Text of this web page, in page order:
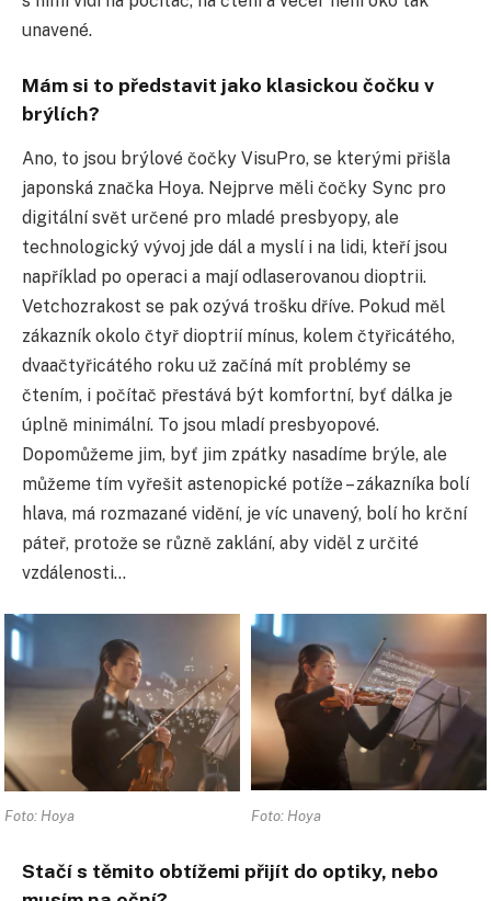
unavené.
Mám si to představit jako klasickou čočku v
brýlích?
Ano, to jsou brýlové čočky VisuPro, se kterými přišla
japonská značka Hoya. Nejprve měli čočky Sync pro
digitální svět určené pro mladé presbyopy, ale
technologický vývoj jde dál a myslí i na lidi, kteří jsou
například po operaci a mají odlaserovanou dioptrii.
Vetchozrakost se pak ozývá trošku dříve. Pokud měl
zákazník okolo čtyř dioptrií mínus, kolem čtyřicátého,
dvaačtyřicátého roku už začíná mít problémy se
čtením, i počítač přestává být komfortní, byť dálka je
úplně minimální. To jsou mladí presbyopové.
Dopomůžeme jim, byť jim zpátky nasadíme brýle, ale
můžeme tím vyřešit astenopické potíže – zákazníka bolí
hlava, má rozmazané vidění, je víc unavený, bolí ho krční
páteř, protože se různě zaklání, aby viděl z určité
vzdálenosti…
Foto: Hoya Foto: Hoya
Stačí s těmito obtížemi přijít do optiky, nebo